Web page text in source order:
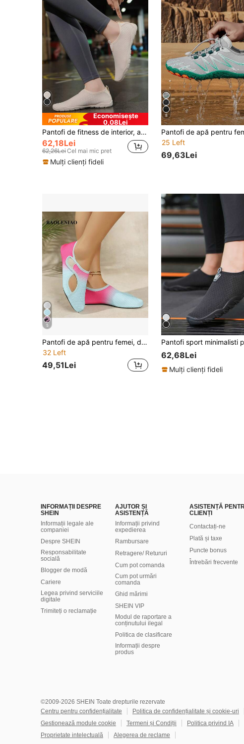
Economisește
0,08Lei
Pantofi de fitness de interior, antiderapanți și silențioși pentru femei, potriviți pentru coarda de sărit, banda de alergare, genuflexiuni, yoga, drumeții, alpinism, plajă, sporturi nautice în aer liber, vară, papuci de damă
62,18Lei
62,26LeiCel mai mic pret
Mulți clienți fideli
8
25 Left
69,63Lei
5
Pantofi de apă pentru femei, design cu imprimeu gradient, se usucă rapid, anti-derapanți, potriviți pentru sport, activități în aer liber, yoga, plajă și vacanță
32 Left
49,51Lei
62,68Lei
Mulți clienți fideli
INFORMAȚII DESPRE
SHEIN
Informații legale ale
companiei
Despre SHEIN
Responsabilitate
socială
Blogger de modă
Cariere
Legea privind serviciile
digitale
Trimiteți o reclamație
AJUTOR ȘI
ASISTENȚĂ
Informații privind
expedierea
Rambursare
Retragere/ Retururi
Cum pot comanda
Cum pot urmări
comanda
Ghid mărimi
SHEIN VIP
Modul de raportare a
conținutului ilegal
Politica de clasificare
​Informații despre
produs
ASISTENȚĂ
CLIENȚI
Contactați-ne
Plată și taxe
Puncte bonus
Întrebări frecvente
©2009-2026 SHEIN Toate drepturile rezervate
Centru pentru confidențialitate
Politica de confidențialitate și cookie-uri
Gestionează module cookie
Termeni și Condiții
Politica privind IA
Proprietate intelectuală
Alegerea de reclame